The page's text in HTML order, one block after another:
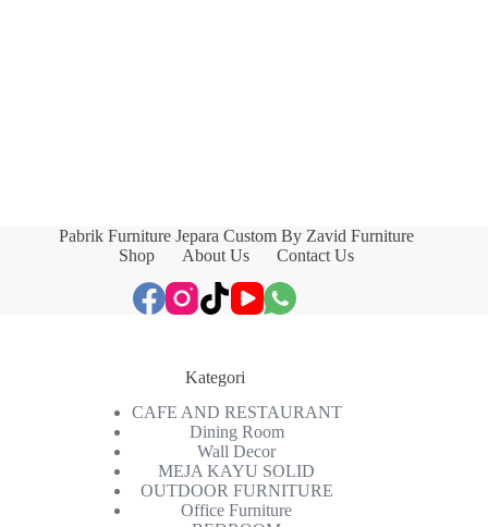
Pabrik Furniture Jepara Custom By Zavid Furniture
Shop
About Us Contact Us
Kategori
CAFE AND RESTAURANT
Dining Room
Wall Decor
MEJA KAYU SOLID
OUTDOOR FURNITURE
Office Furniture